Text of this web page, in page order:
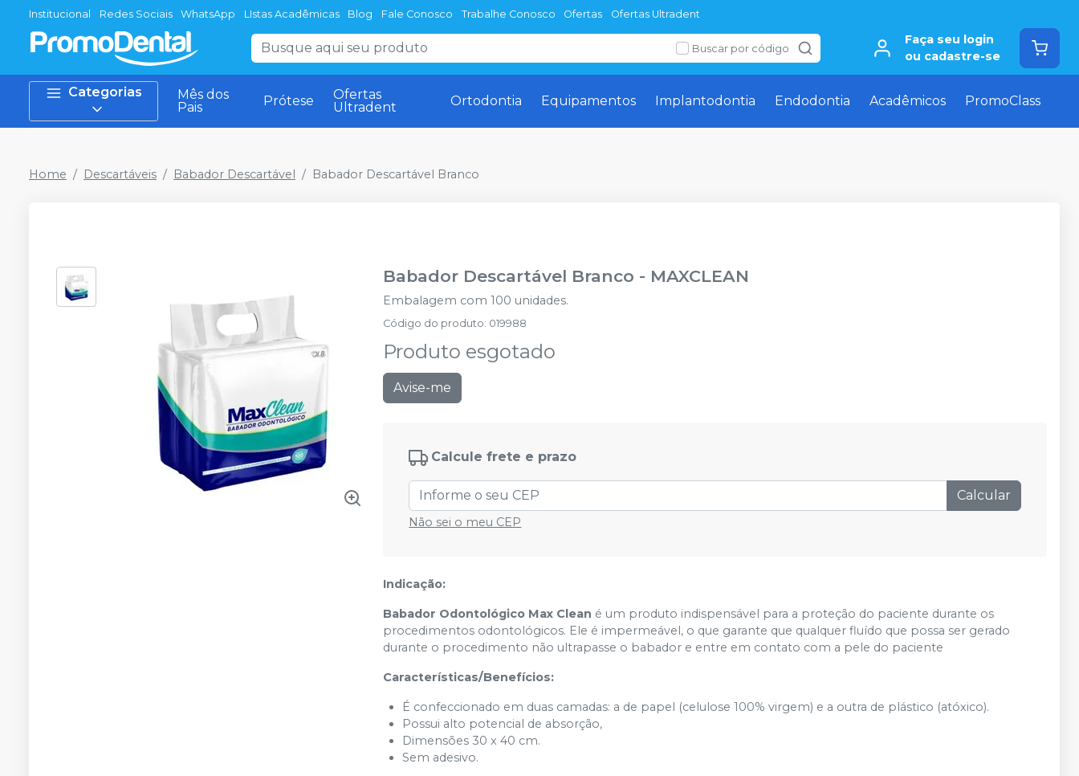
Institucional Redes Sociais WhatsApp LIstas Acadêmicas Blog Fale Conosco Trabalhe Conosco Ofertas Ofertas Ultradent
Buscar por código
Faça seu login
ou cadastre-se
Categorias
Mês dos
Pais
Prótese
Ofertas
Ultradent
Ortodontia Equipamentos Implantodontia Endodontia Acadêmicos PromoClass
Home Descartáveis Babador Descartável Babador Descartável Branco
Babador Descartável Branco - MAXCLEAN
Embalagem com 100 unidades.
Código do produto: 019988
Produto esgotado
Avise-me
Calcule frete e prazo
Calcular
Não sei o meu CEP
Indicação:
Babador Odontológico Max Clean é um produto indispensável para a proteção do paciente durante os
procedimentos odontológicos. Ele é impermeável, o que garante que qualquer fluído que possa ser gerado
durante o procedimento não ultrapasse o babador e entre em contato com a pele do paciente
Características/Benefícios:
É confeccionado em duas camadas: a de papel (celulose 100% virgem) e a outra de plástico (atóxico).
Possui alto potencial de absorção,
Dimensões 30 x 40 cm.
Sem adesivo.